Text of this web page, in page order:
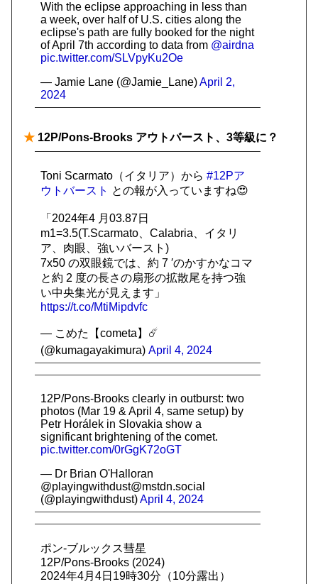
With the eclipse approaching in less than
a week, over half of U.S. cities along the
eclipse's path are fully booked for the night
of April 7th according to data from @airdna
pic.twitter.com/SLVpyKu2Oe
— Jamie Lane (@Jamie_Lane)April 2,
2024
★ 12P/Pons-Brooks アウトバースト、3等級に？
Toni Scarmato（イタリア）から #12Pア
ウトバースト との報が入っていますね😍
「2024年4 月03.87日
m1=3.5(T.Scarmato、Calabria、イタリ
ア、肉眼、強いバースト)
7x50 の双眼鏡では、約 7 ′のかすかなコマ
と約 2 度の長さの扇形の拡散尾を持つ強
い中央集光が見えます」
https://t.co/MtiMipdvfc
— こめた【cometa】☄️
(@kumagayakimura) April 4, 2024
12P/Pons-Brooks clearly in outburst: two
photos (Mar 19 & April 4, same setup) by
Petr Horálek in Slovakia show a
significant brightening of the comet.
pic.twitter.com/0rGgK72oGT
— Dr Brian O'Halloran
@playingwithdust@mstdn.social
(@playingwithdust)April 4, 2024
ポン-ブルックス彗星
12P/Pons-Brooks (2024)
2024年4月4日19時30分（10分露出）